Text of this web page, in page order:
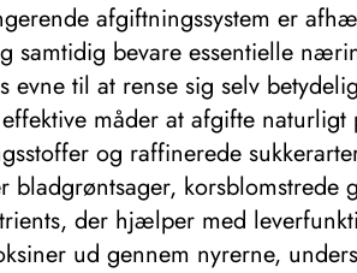
afgiftningssystem er
samtidig bevare essentielle
evne til at rense sig selv
måder at afgifte
og raffinerede
bladgrøntsager,
der hjælper med
ud gennem nyrerne,